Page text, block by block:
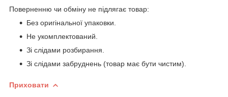
Поверненню чи обміну не підлягає товар:
Без оригінальної упаковки.
Не укомплектований.
Зі слідами розбирання.
Зі слідами забруднень (товар має бути чистим).
Приховати